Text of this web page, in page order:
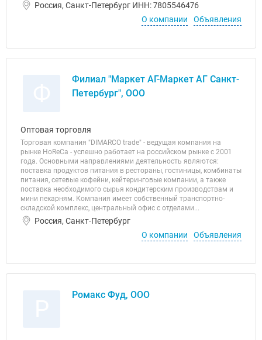
Россия, Санкт-Петербург ИНН: 7805546476
О компании
Объявления
Филиал "Маркет АГ-Маркет АГ Санкт-
Петербург", ООО
Оптовая торговля
Торговая компания "DIMARCO trade" - ведущая компания на
рынке HoReCa - успешно работает на российском рынке с 2001
года. Основными направлениями деятельность являются:
поставка продуктов питания в рестораны, гостиницы, комбинаты
питания, сетевые кофейни, кейтеринговые компании, а также
поставка необходимого сырья кондитерским производствам и
мини пекарням. Компания имеет собственный транспортно-
складской комплекс, центральный офис с отделами...
Россия, Санкт-Петербург
О компании
Объявления
Ромакс Фуд, ООО